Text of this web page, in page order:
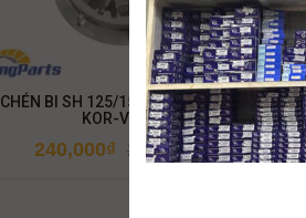
CHÉN BI SH 125/150 2020 (22110-
KOR-V000)
275,000₫
240,000₫